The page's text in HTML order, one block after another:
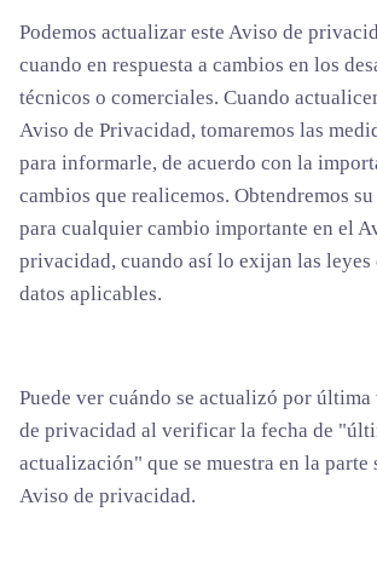
Podemos actualizar este Aviso de
cuando en respuesta a cambios en los
técnicos o comerciales. Cuando
Aviso de Privacidad, tomaremos las
para informarle, de acuerdo con la
cambios que realicemos. Obtendremos
para cualquier cambio importante en el
privacidad, cuando así lo exijan las leyes
datos aplicables.
Puede ver cuándo se actualizó por última
de privacidad al verificar la fecha de
actualización" que se muestra en la parte
Aviso de privacidad.